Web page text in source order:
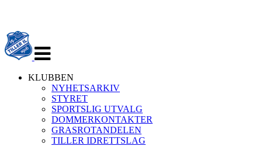
navigasjon
KLUBBEN
NYHETSARKIV
STYRET
SPORTSLIG UTVALG
DOMMERKONTAKTER
GRASROTANDELEN
TILLER IDRETTSLAG